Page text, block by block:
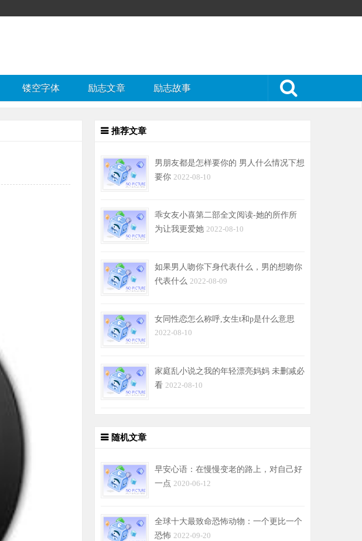
镂空字体 励志文章 励志故事
推荐文章
男朋友都是怎样要你的 男人什么情况下想
要你 2022-08-10
乖女友小喜第二部全文阅读-她的所作所
为让我更爱她 2022-08-10
如果男人吻你下身代表什么，男的想吻你
代表什么 2022-08-09
女同性恋怎么称呼,女生t和p是什么意思
2022-08-10
家庭乱小说之我的年轻漂亮妈妈 未删减必
看 2022-08-10
随机文章
早安心语：在慢慢变老的路上，对自己好
一点 2020-06-12
全球十大最致命恐怖动物：一个更比一个
恐怖 2022-09-20